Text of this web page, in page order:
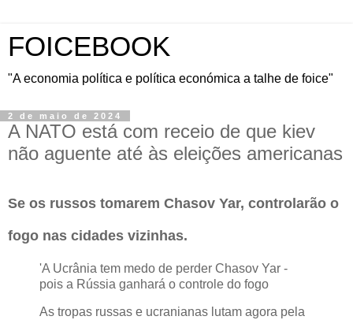
FOICEBOOK
"A economia política e política económica a talhe de foice"
2 de maio de 2024
A NATO está com receio de que kiev
não aguente até às eleições americanas
Se os russos tomarem Chasov Yar, controlarão o
fogo nas cidades vizinhas.
'A Ucrânia tem medo de perder Chasov Yar -
pois a Rússia ganhará o controle do fogo
As tropas russas e ucranianas lutam agora pela